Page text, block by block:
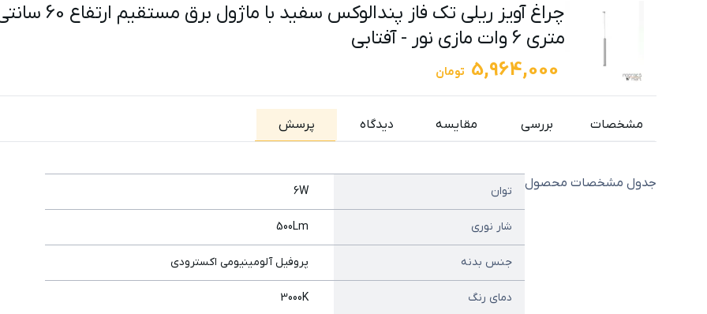
چراغ آویز ریلی تک فاز پندالوکس سفید با ماژول برق مستقیم
متری 6 وات مازی نور
-آفتابی
5,964,000 تومان
مشخصات بررسی مقایسه دیدگاه پرسش
جدول مشخصات محصول
توان 6W
شار نوری 500Lm
جنس بدنه پروفیل آلومینیومي اكسترودی
دمای رنگ 3000K